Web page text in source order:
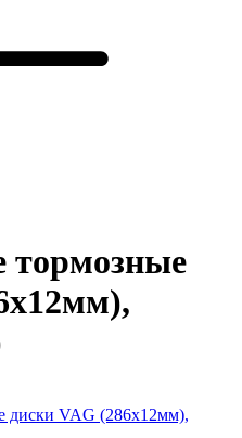
тормозные
диски VAG (286x12мм),